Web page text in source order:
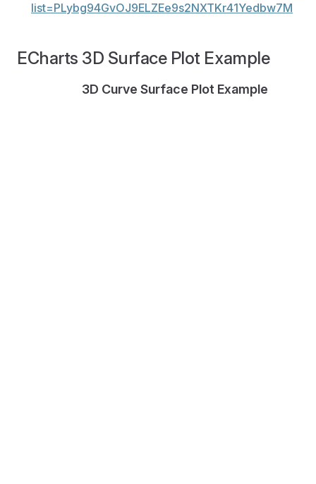
list=PLybg94GvOJ9ELZEe9s2NXTKr41Yedbw7M
ECharts 3D Surface Plot Example
3D Curve Surface Plot Example